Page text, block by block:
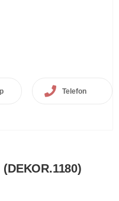
Telefon